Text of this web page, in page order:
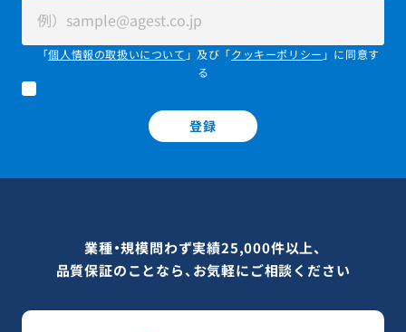
「個人情報の取扱いについて 」及び「クッキーポリシー 」に同意す
る
登録
業種・規模問わず実績25,000件以上、
品質保証のことなら、お気軽にご相談ください